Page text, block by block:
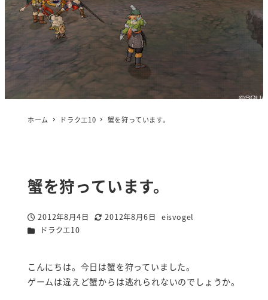
ホーム ドラクエ10 蟹を狩っています。
蟹を狩っています。
投稿日
2012年8月4日
更新日
2012年8月6日
著
eisvogel
カテゴリー
ドラクエ10
こんにちは。今日は蟹を狩っていました。
ゲームは違えど蟹からは逃れられないのでしょうか。